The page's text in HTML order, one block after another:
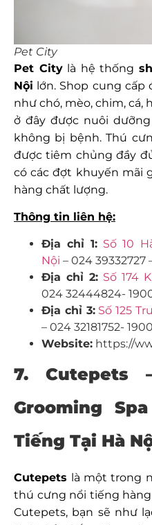
Pet City
Pet Citylà hệ thống
Nội lớn. Shop cung cấp
như chó, mèo, chim, cá,
ở đây được nuôi
không bị bệnh. Thú
được tiêm chủng đầy
có các đợt khuyến mãi
hàng chất lượng.
Thông tin liên hệ:
Địa chỉ 1: Số 10
Nội – 024 39332727
Địa chỉ 2: Số 174
024 32444824-
Địa chỉ 3: Số 125
– 024 32181752-
Website: https://
7. Cutepets
Grooming
Tiếng Tại Hà
Cutepets là một trong
thú cưng nổi tiếng
Cutepets, bạn sẽ như